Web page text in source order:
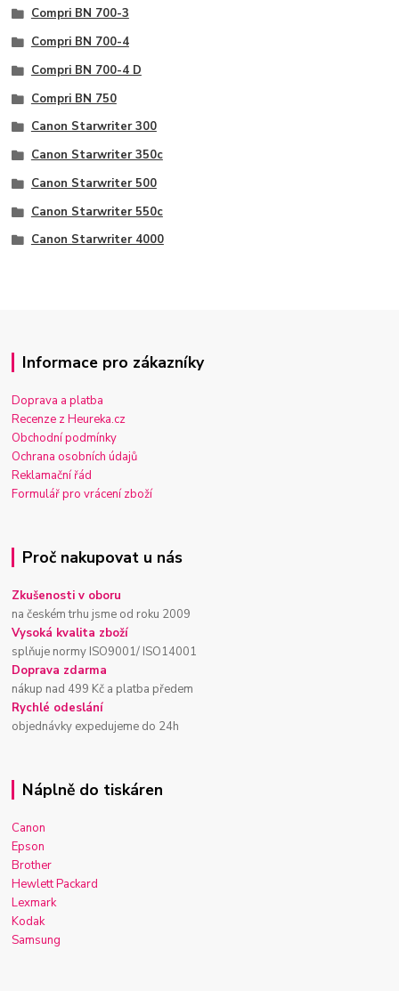
Compri BN 700-3
Compri BN 700-4
Compri BN 700-4 D
Compri BN 750
Canon Starwriter 300
Canon Starwriter 350c
Canon Starwriter 500
Canon Starwriter 550c
Canon Starwriter 4000
Informace pro zákazníky
Doprava a platba
Recenze z Heureka.cz
Obchodní podmínky
Ochrana osobních údajů
Reklamační řád
Formulář pro vrácení zboží
Proč nakupovat u nás
Zkušenosti v oboru
na českém trhu jsme od roku 2009
Vysoká kvalita zboží
splňuje normy ISO9001/ ISO14001
Doprava zdarma
nákup nad 499 Kč a platba předem
Rychlé odeslání
objednávky expedujeme do 24h
Náplně do tiskáren
Canon
Epson
Brother
Hewlett Packard
Lexmark
Kodak
Samsung